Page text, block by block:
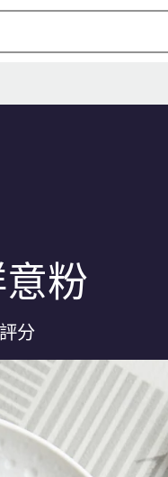
粉
分